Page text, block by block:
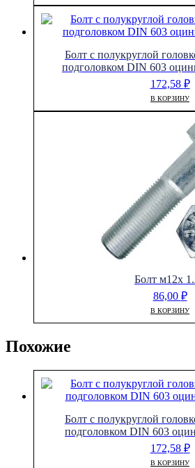
Болт с полукруглой
подголовком DIN 603
172,58 ₽
В КОРЗИНУ
Болт м12х
86,00 ₽
В КОРЗИНУ
Похожие
Болт с полукруглой
подголовком DIN 603
172,58 ₽
В КОРЗИНУ